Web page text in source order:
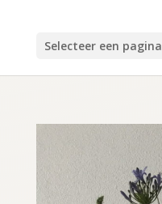
Selecteer een pagina